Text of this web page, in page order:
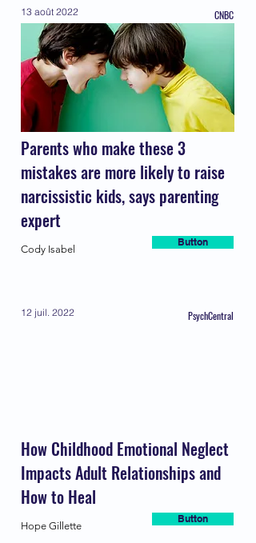
13 août 2022 CNBC
Parents who make these 3
mistakes are more likely to raise
narcissistic kids, says parenting
expert
Button
Cody Isabel
12 juil. 2022 PsychCentral
How Childhood Emotional Neglect
Impacts Adult Relationships and
How to Heal
Button
Hope Gillette